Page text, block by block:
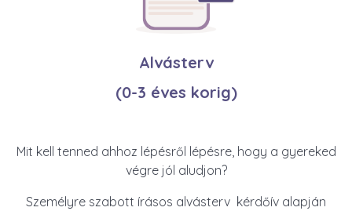
Alvásterv
(0-3 éves korig)
Mit kell tenned ahhoz lépésről lépésre, hogy a gyereked
végre jól aludjon?
Személyre szabott írásos alvásterv kérdőív alapján